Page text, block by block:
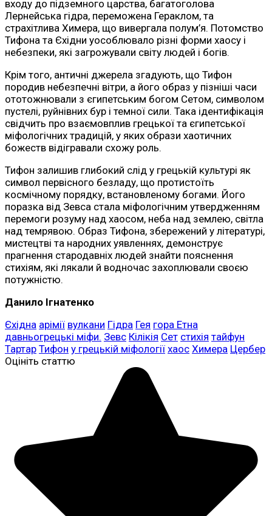
входу до підземного царства, багатоголова
Лернейська гідра, переможена Гераклом, та
страхітлива Химера, що вивергала полум’я. Потомство
Тифона та Єхідни уособлювало різні форми хаосу і
небезпеки, які загрожували світу людей і богів.
Крім того, античні джерела згадують, що Тифон
породив небезпечні вітри, а його образ у пізніші часи
ототожнювали з єгипетським богом Сетом, символом
пустелі, руйнівних бур і темної сили. Така ідентифікація
свідчить про взаємовплив грецької та єгипетської
міфологічних традицій, у яких образи хаотичних
божеств відігравали схожу роль.
Тифон залишив глибокий слід у грецькій культурі як
символ первісного безладу, що протистоїть
космічному порядку, встановленому богами. Його
поразка від Зевса стала міфологічним утвердженням
перемоги розуму над хаосом, неба над землею, світла
над темрявою. Образ Тифона, збережений у літературі,
мистецтві та народних уявленнях, демонструє
прагнення стародавніх людей знайти пояснення
стихіям, які лякали й водночас захоплювали своєю
потужністю.
Данило Ігнатенко
Єхідна арімії вулкани Гідра Гея гора Етна
давньогрецькі міфи. Зевс Кілікія Сет стихія тайфун
Тартар Тифон у грецькій міфології хаос Химера Цербер
Оцініть статтю